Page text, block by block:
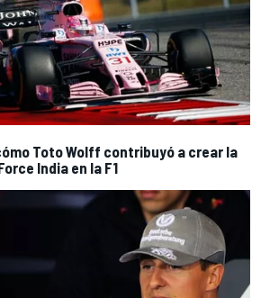
Toto Wolff contribuyó a crear la
India en la F1